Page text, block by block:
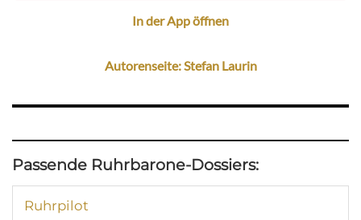
In der App öffnen
Autorenseite: Stefan Laurin
Passende Ruhrbarone-Dossiers:
Ruhrpilot